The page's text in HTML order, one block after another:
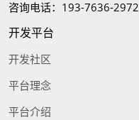
咨询电话：193-7636-2972
开发平台
开发社区
平台理念
平台介绍